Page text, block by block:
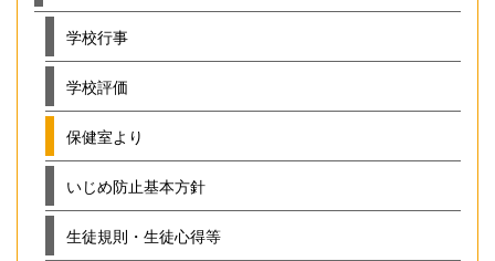
学校行事
学校評価
保健室より
いじめ防止基本方針
生徒規則・生徒心得等